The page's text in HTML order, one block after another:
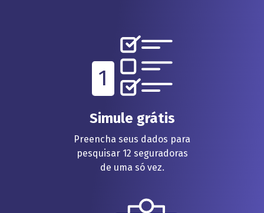
1
Simule grátis
Preencha seus dados para
pesquisar 12 seguradoras
de uma só vez.